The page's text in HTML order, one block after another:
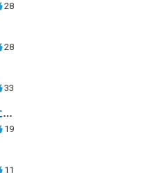
28
28
33
未成年との性的チャット行為が法律に抵触する可能性は？
19
11